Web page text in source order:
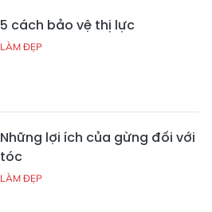
5 cách bảo vệ thị lực
LÀM ĐẸP
Những lợi ích của gừng đối với
tóc
LÀM ĐẸP